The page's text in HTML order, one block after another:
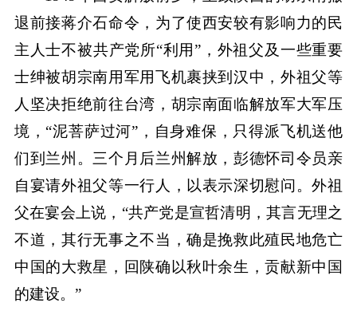
退前接蒋介石命令，为了使西安较有影响力的民
主人士不被共产党所“利用”，外祖父及一些重要
士绅被胡宗南用军用飞机裹挟到汉中，外祖父等
人坚决拒绝前往台湾，胡宗南面临解放军大军压
境，“泥菩萨过河”，自身难保，只得派飞机送他
们到兰州。三个月后兰州解放，彭德怀司令员亲
自宴请外祖父等一行人，以表示深切慰问。外祖
父在宴会上说，“共产党是宣哲清明，其言无理之
不道，其行无事之不当，确是挽救此殖民地危亡
中国的大救星，回陕确以秋叶余生，贡献新中国
的建设。”